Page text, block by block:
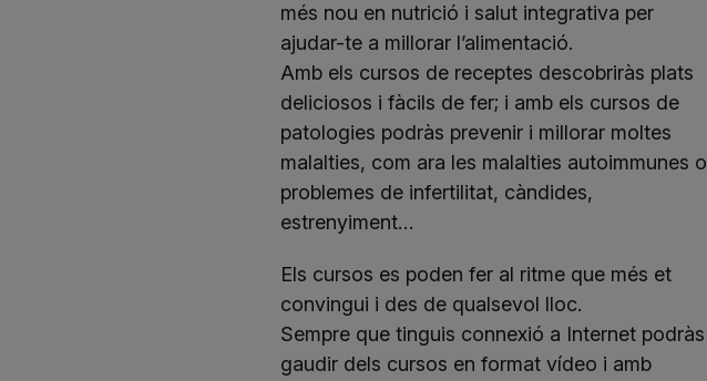
més nou en nutrició i salut integrativa per
ajudar-te a millorar l’alimentació.
Amb els cursos de receptes descobriràs plats
deliciosos i fàcils de fer; i amb els cursos de
patologies podràs prevenir i millorar moltes
malalties, com ara les malalties autoimmunes o
problemes de infertilitat, càndides,
estrenyiment…
Els cursos es poden fer al ritme que més et
convingui i des de qualsevol lloc.
Sempre que tinguis connexió a Internet podràs
gaudir dels cursos en format vídeo i amb